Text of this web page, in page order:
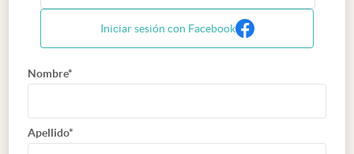
Iniciar sesión con Facebook
Nombre*
Apellido*